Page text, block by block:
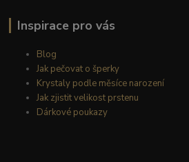
Inspirace pro vás
Blog
Jak pečovat o šperky
Krystaly podle měsíce narození
Jak zjistit velikost prstenu
Dárkové poukazy